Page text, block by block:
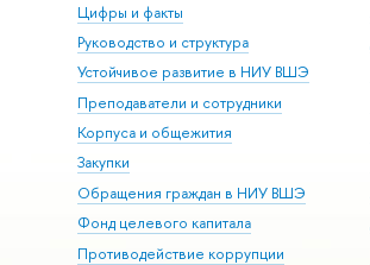
Цифры и факты
Руководство и структура
Устойчивое развитие в НИУ ВШЭ
Преподаватели и сотрудники
Корпуса и общежития
Закупки
Обращения граждан в НИУ ВШЭ
Фонд целевого капитала
Противодействие коррупции